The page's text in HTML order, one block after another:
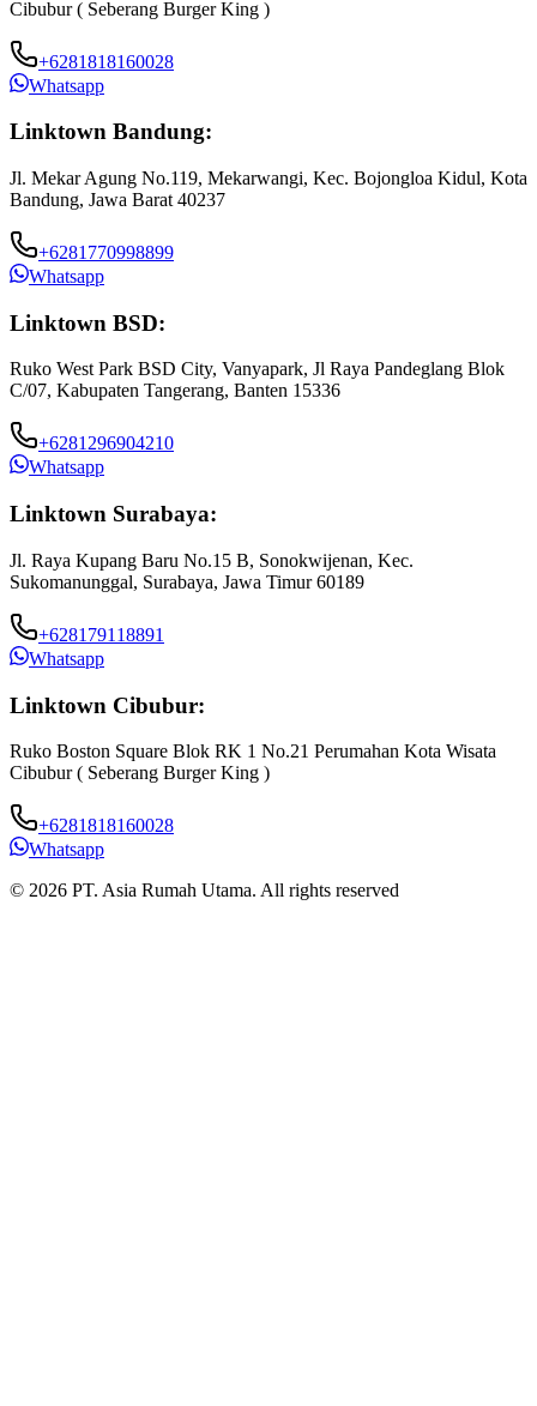
Cibubur ( Seberang Burger King )
+6281818160028
Whatsapp
Linktown Bandung:
Jl. Mekar Agung No.119, Mekarwangi, Kec. Bojongloa Kidul, Kota
Bandung, Jawa Barat 40237
+6281770998899
Whatsapp
Linktown BSD:
Ruko West Park BSD City, Vanyapark, Jl Raya Pandeglang Blok
C/07, Kabupaten Tangerang, Banten 15336
+6281296904210
Whatsapp
Linktown Surabaya:
Jl. Raya Kupang Baru No.15 B, Sonokwijenan, Kec.
Sukomanunggal, Surabaya, Jawa Timur 60189
+628179118891
Whatsapp
Linktown Cibubur:
Ruko Boston Square Blok RK 1 No.21 Perumahan Kota Wisata
Cibubur ( Seberang Burger King )
+6281818160028
Whatsapp
© 2026 PT. Asia Rumah Utama. All rights reserved